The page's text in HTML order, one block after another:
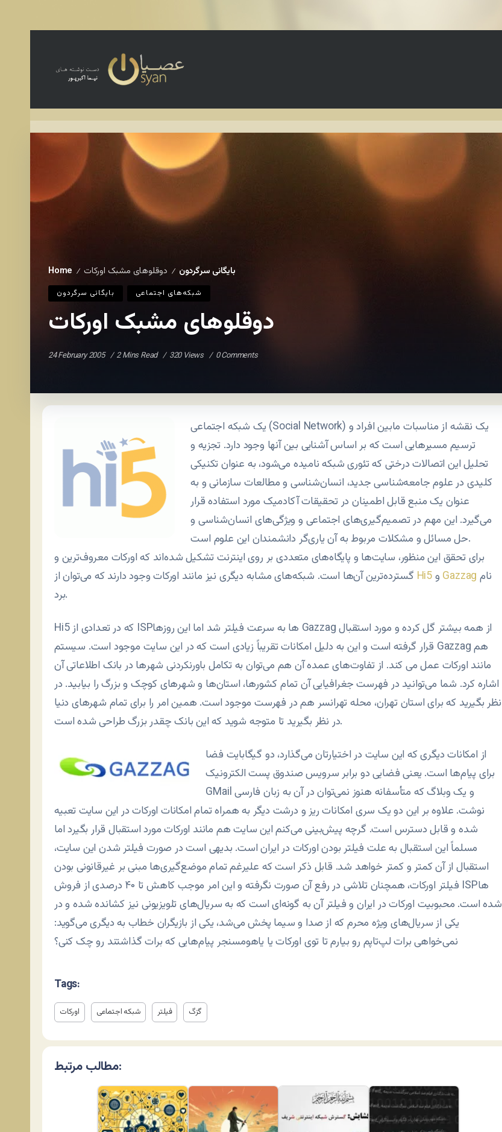
Home / بایگانی سرگردون / دوقلوهای مشبک اورکات
بایگانی سرگردون شبکه‌های اجتماعی
دوقلوهای مشبک اورکات
24 February 2005 2 Mins Read 320 Views 0 Comments
یک شبکه اجتماعی (Social Network) یک نقشه از مناسبات مابین افراد و
ترسيم مسيرهايی است که بر اساس آشنايی بين آنها وجود دارد. تجزيه و
تحليل اين اتصالات درختی که تئوری شبکه ناميده می‌شود، به عنوان تکنیکی
کلیدی در علوم جامعه‌شناسی جدید، انسان‌شناسی و مطالعات سازمانی و به
عنوان يک منبع قابل اطمينان در تحقيقات آکادميک مورد استفاده قرار
می‌گيرد. اين مهم در تصميم‌گيری‌های اجتماعی و ويژگی‌های انسان‌شناسی و
حل مسائل و مشکلات مربوط به آن ياری‌گر دانشمندان اين علوم است.
برای تحقق اين منظور، سايت‌ها و پايگاه‌های متعددی بر روی اينترنت تشکيل شده‌اند که اورکات معروف‌ترين و
Hi5 Gazzagنام
برد.
Hi5 که در تعدادی از ISPها به سرعت فيلتر شد اما اين روزها Gazzag از همه بيشتر گل کرده و مورد استقبال
قرار گرفته است و اين به دليل امکانات تقريباً زيادی است که در اين سايت موجود است. سيستم Gazzag‌ هم
مانند اورکات عمل می کند. از تفاوت‌های عمده آن هم می‌توان به تکامل باورنکردنی شهرها در بانک اطلاعاتی آن
اشاره کرد. شما می‌توانيد در فهرست جغرافيايی آن تمام کشورها، استان‌ها و شهرهای کوچک و بزرگ را بيابيد. در
نظر بگيريد که برای استان تهران، محله تهرانسر هم در فهرست موجود است. همين امر را برای تمام شهرهای دنيا
در نظر بگيريد تا متوجه شويد که اين بانک چقدر بزرگ طراحی شده است.
از امکانات ديگری که اين سايت در اختيارتان می‌گذارد، دو گيگابايت فضا
برای پيام‌ها است. يعنی فضايی دو برابر سرويس صندوق پست الکترونيک
GMail و يک وبلاگ که متأسفانه هنوز نمی‌توان در آن به زبان فارسی
نوشت. علاوه بر اين دو يک سری امکانات ريز و درشت ديگر به همراه تمام امکانات اورکات در اين سايت تعبيه
شده و قابل دسترس است. گرچه پيش‌بينی می‌کنم اين سايت هم مانند اورکات مورد استقبال قرار بگيرد اما
مسلماً اين استقبال به علت فيلتر بودن اورکات در ايران است. بديهی است در صورت فيلتر شدن اين سايت،
استقبال از آن کمتر و کمتر خواهد شد. قابل ذکر است که عليرغم تمام موضع‌گيری‌ها مبنی بر غيرقانونی بودن
فيلتر اورکات، همچنان تلاشی در رفع آن صورت نگرفته و اين امر موجب کاهش تا ۴۰ درصدی از فروش ISPها
شده است. محبوبيت اورکات در ايران و فيلتر آن به گونه‌ای است که به سريال‌های تلويزيونی نيز کشانده شده و در
يکی از سريال‌های ويژه محرم که از صدا و سيما پخش می‌شد، يکی از بازيگران خطاب به ديگری می‌گويد:
نمی‌خواهی برات لپ‌تاپم رو بیارم تا توی اورکات یا یاهومسنجر پیام‌هایی که برات گذاشتند رو چک کنی؟
Tags:
اورکات شبکه اجتماعی فیلتر گزگ
مطالب مرتبط: